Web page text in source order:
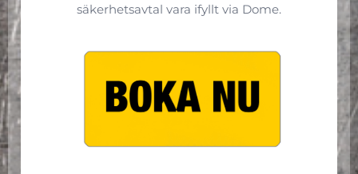
säkerhetsavtal vara ifyllt via Dome.